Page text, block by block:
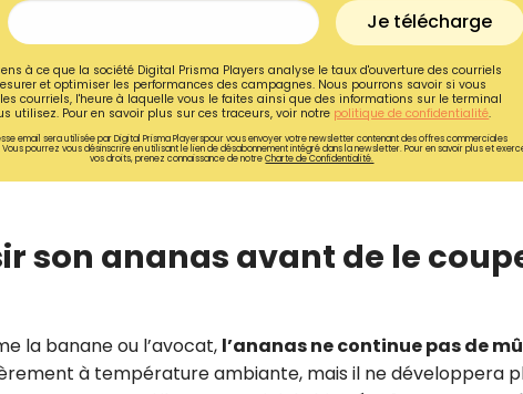
Je télécharge
à ce que la société Digital Prisma Players analyse le taux d'ouverture des courriels
et optimiser les performances des campagnes. Nous pourrons savoir si vous
courriels, l'heure à laquelle vous le faites ainsi que des informations sur le terminal
utilisez. Pour en savoir plus sur ces traceurs, voir notre politique de confidentialité.
email sera utilisée par Digital Prisma Playerspour vous envoyer votre newsletter contenant des offres commerciales
Vous pourrez vous désinscrire en utilisant le lien de désabonnement intégré dans la newsletter. Pour en savoir plus et
vos droits, prenez connaissance de notreCharte de Confidentialité.
son ananas avant de le
la banane ou l’avocat, l’ananas ne continue pas de
à température ambiante, mais il ne développera
Recevez
!
Ainsi que la newsletter